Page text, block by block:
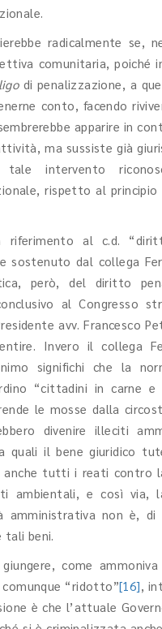
radicalmente se,
comunitaria, poiché
di penalizzazione, a
conto, facendo
apparire in
ma sussiste già
intervento
rispetto al
riferimento al c.d.
sostenuto dal collega
però, del diritto
al Congresso
avv. Francesco
Invero il collega
significhi che la
“cittadini in carne e
le mosse dalla
divenire illeciti
quali il bene giuridico
anche tutti i reati contro
ambientali, e così via,
amministrativa non è, di
tali beni.
come
“ridotto”[16],
è che l’attuale